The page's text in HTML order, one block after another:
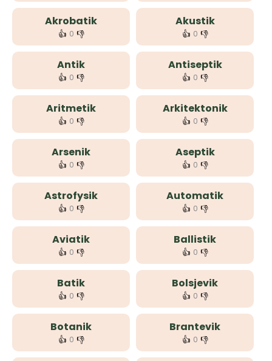
Akrobatik
👍 0 👎
Akustik
👍 0 👎
Antik
👍 0 👎
Antiseptik
👍 0 👎
Aritmetik
👍 0 👎
Arkitektonik
👍 0 👎
Arsenik
👍 0 👎
Aseptik
👍 0 👎
Astrofysik
👍 0 👎
Automatik
👍 0 👎
Aviatik
👍 0 👎
Ballistik
👍 0 👎
Batik
👍 0 👎
Bolsjevik
👍 0 👎
Botanik
👍 0 👎
Brantevik
👍 0 👎